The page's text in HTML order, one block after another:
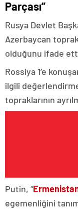
Parçası”
Rusya Devlet
Azerbaycan
olduğunu ifade
Rossiya 1’e
ilgili
topraklarının
Putin, “
egemenliğini